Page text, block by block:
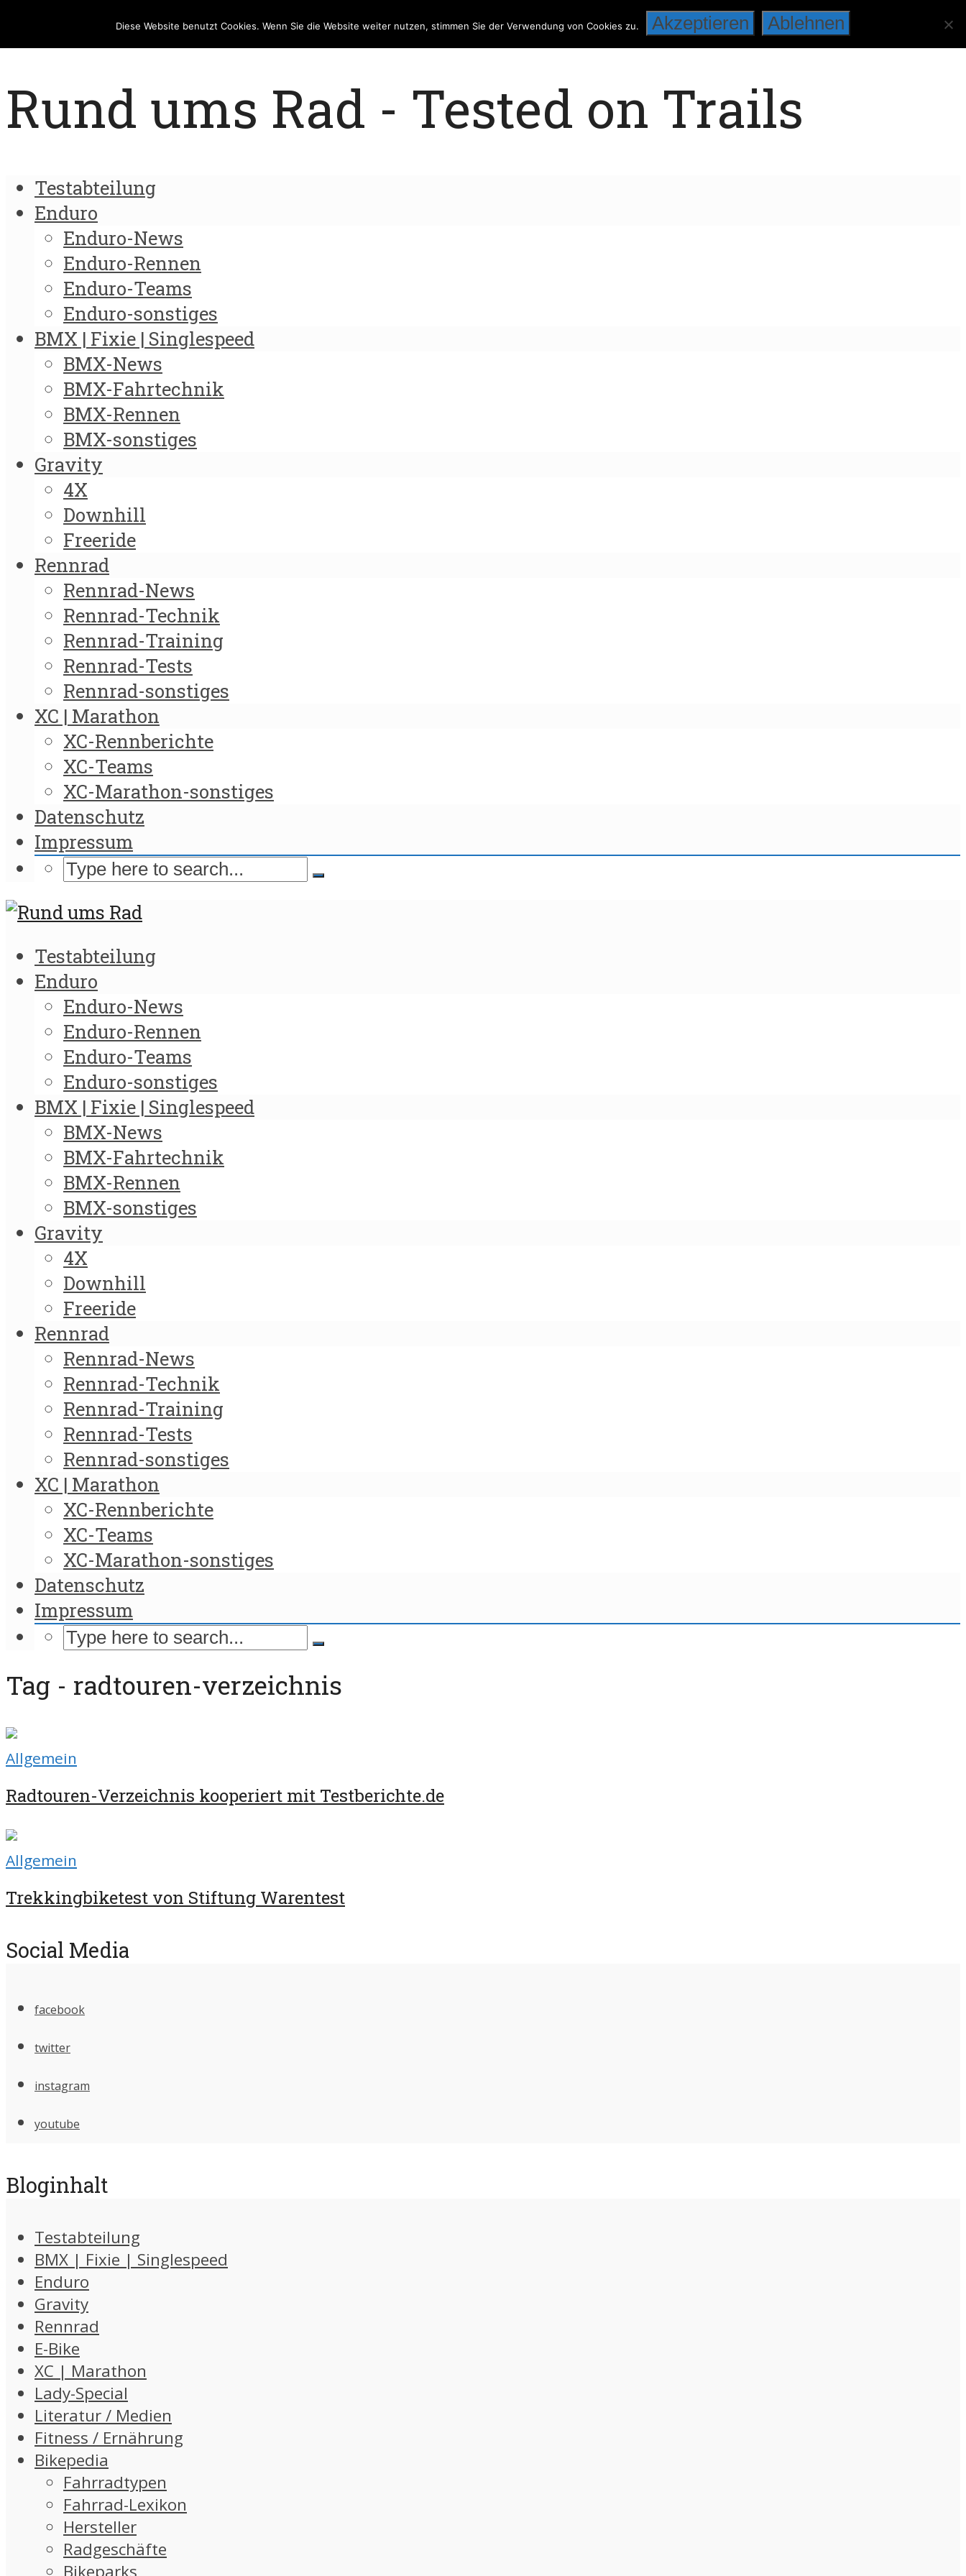
Rund ums Rad - Tested on Trails
Testabteilung
Enduro
Enduro-News
Enduro-Rennen
Enduro-Teams
Enduro-sonstiges
BMX | Fixie | Singlespeed
BMX-News
BMX-Fahrtechnik
BMX-Rennen
BMX-sonstiges
Gravity
4X
Downhill
Freeride
Rennrad
Rennrad-News
Rennrad-Technik
Rennrad-Training
Rennrad-Tests
Rennrad-sonstiges
XC | Marathon
XC-Rennberichte
XC-Teams
XC-Marathon-sonstiges
Datenschutz
Impressum
Testabteilung
Enduro
Enduro-News
Enduro-Rennen
Enduro-Teams
Enduro-sonstiges
BMX | Fixie | Singlespeed
BMX-News
BMX-Fahrtechnik
BMX-Rennen
BMX-sonstiges
Gravity
4X
Downhill
Freeride
Rennrad
Rennrad-News
Rennrad-Technik
Rennrad-Training
Rennrad-Tests
Rennrad-sonstiges
XC | Marathon
XC-Rennberichte
XC-Teams
XC-Marathon-sonstiges
Datenschutz
Impressum
Tag - radtouren-verzeichnis
Allgemein
Radtouren-Verzeichnis kooperiert mit Testberichte.de
Allgemein
Trekkingbiketest von Stiftung Warentest
Social Media
facebook
twitter
instagram
youtube
Bloginhalt
Testabteilung
BMX | Fixie | Singlespeed
Enduro
Gravity
Rennrad
E-Bike
XC | Marathon
Lady-Special
Literatur / Medien
Fitness / Ernährung
Bikepedia
Fahrradtypen
Fahrrad-Lexikon
Hersteller
Radgeschäfte
Bikeparks
Diese Website benutzt Cookies. Wenn Sie die Website weiter nutzen, stimmen Sie der Verwendung von Cookies zu. Akzeptieren Ablehnen